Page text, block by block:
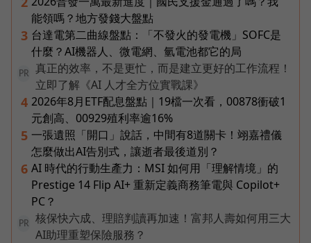
能領嗎？地方發錢大盤點
3 台達電第二曲線盤點：「不發火的發電機」SOFC是
什麼？AI機器人、微電網、氫電池都它的局
PR
真正的效率，不是更忙，而是建立更好的工作流程！
立即了解《AI 人才全方位實戰課》
4 2026年8月ETF配息盤點｜19檔一次看，00878衝破1
元創高、00929殖利率逾16%
5 一張遺照「開口」說話，中間有8道關卡！翊嘉禮儀
怎麼做出AI告別式，讓逝者最後道別？
6 AI 時代的行動生產力：MSI 如何用「理解情境」的
Prestige 14 Flip AI+ 重新定義商務筆電與 Copilot+
PC？
PR
核保快六成、理賠判讀再加速！富邦人壽如何用三大
AI助理重塑保險服務？